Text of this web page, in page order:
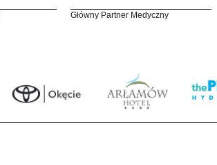
Główny Partner Medyczny